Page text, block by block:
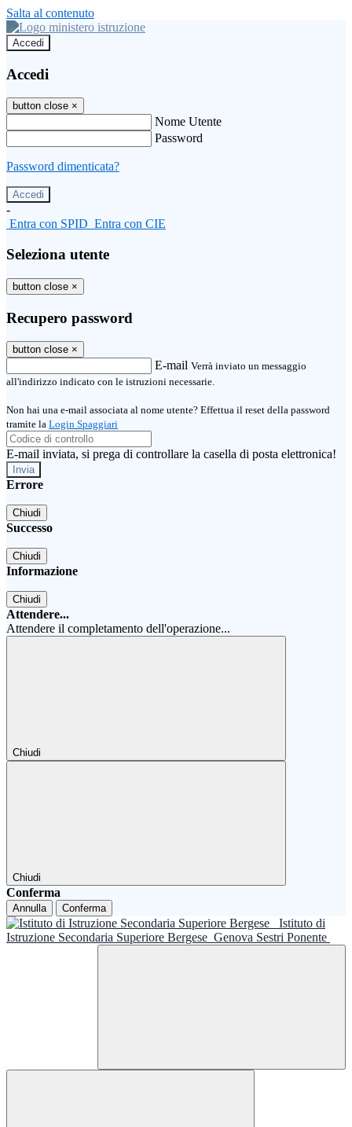
Salta al contenuto
Accedi
Accedi
button close ×
Nome Utente
Password
Password dimenticata?
-
Entra con SPID Entra con CIE
Seleziona utente
button close ×
Recupero password
button close ×
E-mail Verrà inviato un messaggio
all'indirizzo indicato con le istruzioni necessarie.
Non hai una e-mail associata al nome utente? Effettua il reset della password
tramite la Login Spaggiari
E-mail inviata, si prega di controllare la casella di posta elettronica!
Errore
Chiudi
Successo
Chiudi
Informazione
Chiudi
Attendere...
Attendere il completamento dell'operazione...
Chiudi
Chiudi
Conferma
Annulla Conferma
Istituto di
Istruzione Secondaria Superiore Bergese Genova Sestri Ponente